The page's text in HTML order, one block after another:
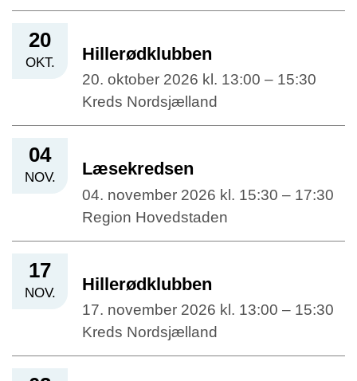
20
OKT. Hillerødklubben
20. oktober 2026 kl. 13:00 – 15:30
Kreds Nordsjælland
04
NOV. Læsekredsen
04. november 2026 kl. 15:30 – 17:30
Region Hovedstaden
17
NOV. Hillerødklubben
17. november 2026 kl. 13:00 – 15:30
Kreds Nordsjælland